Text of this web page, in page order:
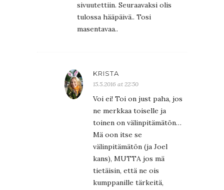
sivuutettiin. Seuraavaksi olis
tulossa hääpäivä.. Tosi
masentavaa..
KRISTA
15.5.2016 at 22:50
Voi ei! Toi on just paha, jos
ne merkkaa toiselle ja
toinen on välinpitämätön…
Mä oon itse se
välinpitämätön (ja Joel
kans), MUTTA jos mä
tietäisin, että ne ois
kumppanille tärkeitä,